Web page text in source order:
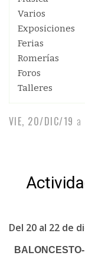
Varios
Exposiciones
Ferias
Romerías
Foros
Talleres
VIE, 20/DIC/19 a
Del 20 al 22 de